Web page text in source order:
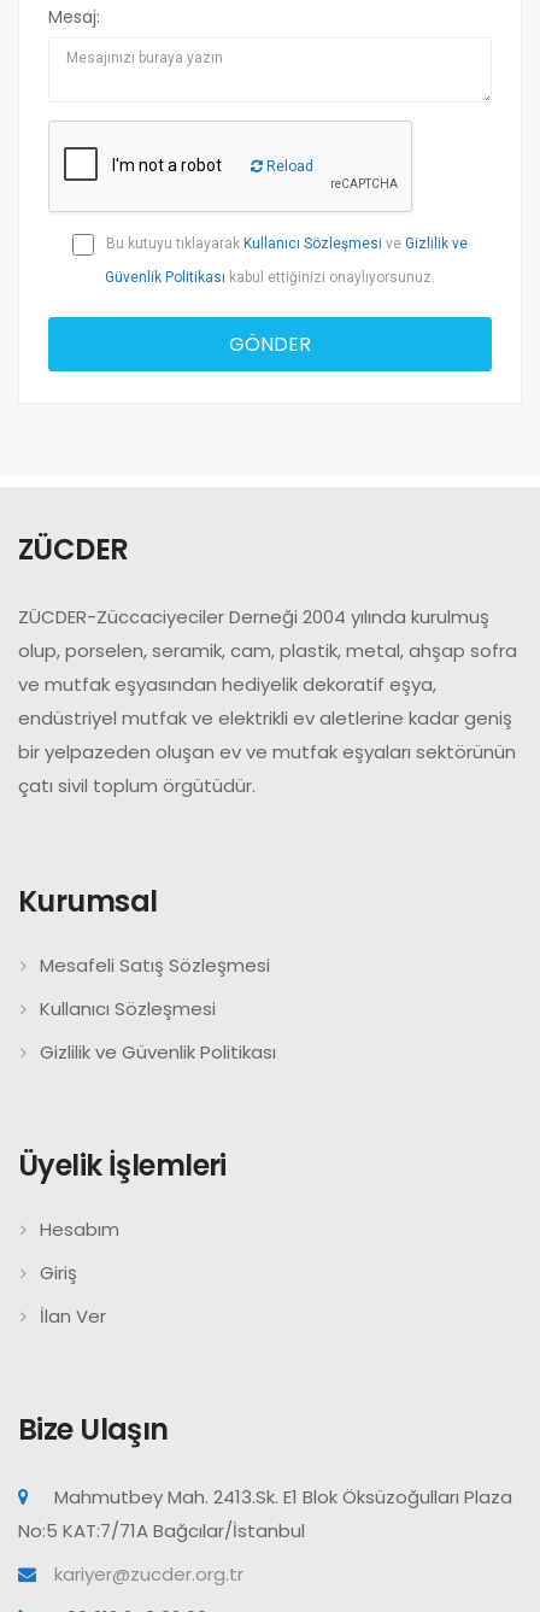
Mesaj:
Reload
Bu kutuyu tıklayarak Kullanıcı Sözleşmesi ve Gizlilik ve
Güvenlik Politikası kabul ettiğinizi onaylıyorsunuz.
ZÜCDER
ZÜCDER-Züccaciyeciler Derneği 2004 yılında kurulmuş
olup, porselen, seramik, cam, plastik, metal, ahşap sofra
ve mutfak eşyasından hediyelik dekoratif eşya,
endüstriyel mutfak ve elektrikli ev aletlerine kadar geniş
bir yelpazeden oluşan ev ve mutfak eşyaları sektörünün
çatı sivil toplum örgütüdür.
Kurumsal
Mesafeli Satış Sözleşmesi
Kullanıcı Sözleşmesi
Gizlilik ve Güvenlik Politikası
Üyelik İşlemleri
Hesabım
Giriş
İlan Ver
Bize Ulaşın
Mahmutbey Mah. 2413.Sk. E1 Blok Öksüzoğulları Plaza
No:5 KAT:7/71A Bağcılar/İstanbul
kariyer@zucder.org.tr